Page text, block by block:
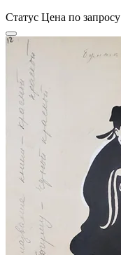
Статус Цена по запросу